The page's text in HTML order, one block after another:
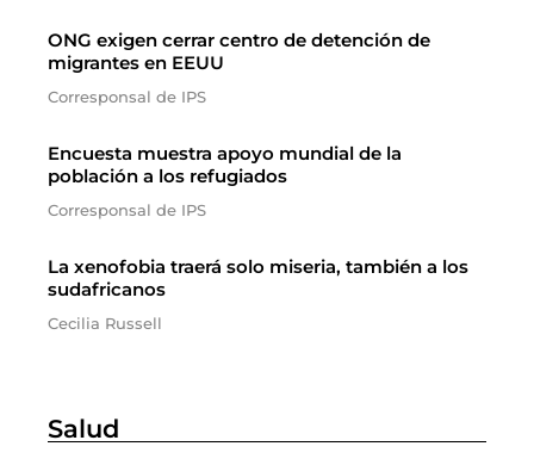
ONG exigen cerrar centro de detención de
migrantes en EEUU
Corresponsal de IPS
Encuesta muestra apoyo mundial de la
población a los refugiados
Corresponsal de IPS
La xenofobia traerá solo miseria, también a los
sudafricanos
Cecilia Russell
Salud